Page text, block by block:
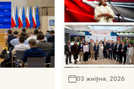
03 жніўня, 2026